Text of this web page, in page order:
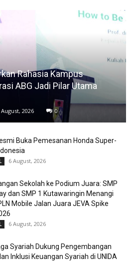
Rahasia Kampus
ABG Jadi Pilar Utama
August, 2026 0
Buka Pemesanan Honda Super-
6 August, 2026
Sekolah ke Podium Juara: SMP
dan SMP 1 Kutawaringin Menangi
Mobile Jalan Juara JEVA Spike
6 August, 2026
Syariah Dukung Pengembangan
Inklusi Keuangan Syariah di UNIDA